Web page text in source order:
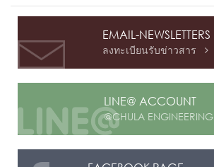
EMAIL-NEWSLETTERS
ลงทะเบียนรับข่าวสาร 
LINE@ ACCOUNT
@CHULA ENGINEERING